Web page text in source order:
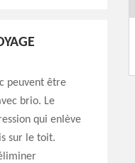
peuvent être
brio. Le
qui enlève
sur le toit.